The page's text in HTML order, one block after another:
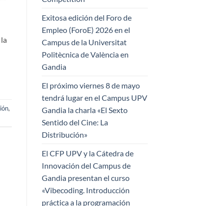
,
Exitosa edición del Foro de
Empleo (ForoE) 2026 en el
Campus de la Universitat
Politècnica de València en
Gandia
El próximo viernes 8 de mayo
tendrá lugar en el Campus UPV
Gandia la charla «El Sexto
Sentido del Cine: La
Distribución»
El CFP UPV y la Cátedra de
Innovación del Campus de
Gandia presentan el curso
«Vibecoding. Introducción
práctica a la programación